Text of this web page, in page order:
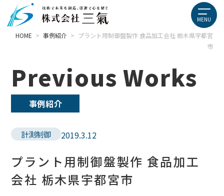
HOME > 事例紹介 > プラント用制御盤製作 食品加工会社 栃木県宇都宮
市
Previous Works
事例紹介
計測制御 2019.3.12
プラント用制御盤製作 食品加工
会社 栃木県宇都宮市